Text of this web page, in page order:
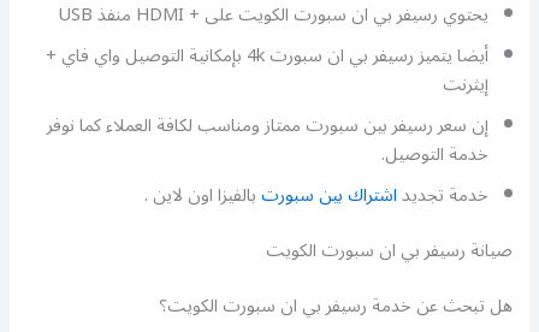
يحتوي رسيفر بي ان سبورت الكويت على + HDMI منفذ USB
أيضا يتميز رسيفر بي ان سبورت 4k بإمكانية التوصيل واي فاي +
إيثرنت
إن سعر رسيفر بين سبورت ممتاز ومناسب لكافة العملاء كما نوفر
خدمة التوصيل.
خدمة تجديداشتراك بين سبورتبالفيزا اون لاين .
صيانة رسيفر بي ان سبورت الكويت
هل تبحث عن خدمة رسيفر بي ان سبورت الكويت؟